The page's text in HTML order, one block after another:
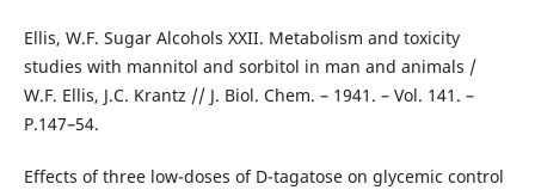
Ellis, W.F. Sugar Alcohols XXII. Metabolism and toxicity
studies with mannitol and sorbitol in man and animals /
W.F. Ellis, J.C. Krantz // J. Biol. Chem. – 1941. – Vol. 141. –
Р.147–54.
Effects of three low-doses of D-tagatose on glycemic control